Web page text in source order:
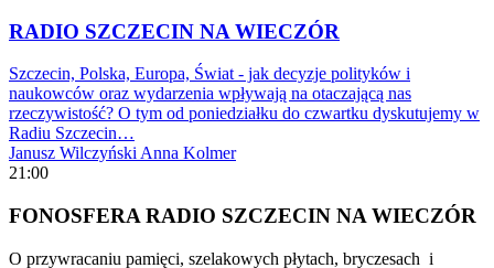
RADIO SZCZECIN NA WIECZÓR
Szczecin, Polska, Europa, Świat - jak decyzje polityków i
naukowców oraz wydarzenia wpływają na otaczającą nas
rzeczywistość? O tym od poniedziałku do czwartku dyskutujemy w
Radiu Szczecin…
Janusz WilczyńskiAnna Kolmer
21:00
FONOSFERA RADIO SZCZECIN NA WIECZÓR
O przywracaniu pamięci, szelakowych płytach, bryczesach i